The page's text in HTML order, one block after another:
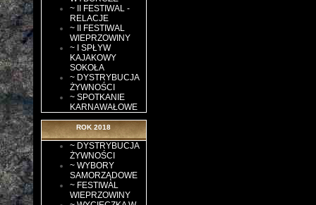
~ II FESTIWAL -
RELACJE
~ II FESTIWAL
WIEPRZOWINY
~ I SPŁYW
KAJAKOWY
SOKOŁA
~ DYSTRYBUCJA
ŻYWNOŚCI
~ SPOTKANIE
KARNAWAŁOWE
ROK 2018
~ DYSTRYBUCJA
ŻYWNOŚCI
~ WYBORY
SAMORZĄDOWE
~ FESTIWAL
WIEPRZOWINY